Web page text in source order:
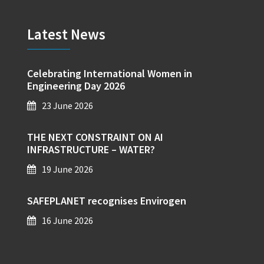
Latest News
Celebrating International Women in
Engineering Day 2026
23 June 2026
THE NEXT CONSTRAINT ON AI
INFRASTRUCTURE – WATER?
19 June 2026
SAFEPLANET recognises Envirogen
16 June 2026